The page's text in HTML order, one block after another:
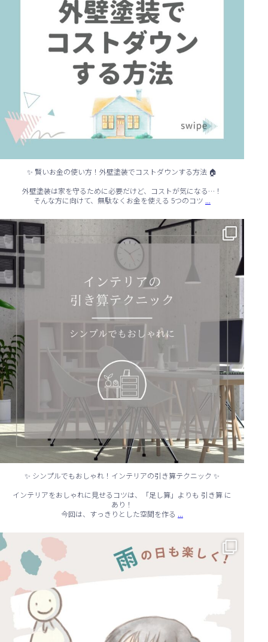
✨ 賢いお金の使い方！外壁塗装でコストダウンする方法 🏠
外壁塗装は家を守るために必要だけど、コストが気になる…！
そんな方に向けて、無駄なくお金を使える 5つのコツ ...
✨ シンプルでもおしゃれ！インテリアの引き算テクニック ✨
...
✨ シンプルでもおしゃれ！インテリアの引き算テクニック ✨
インテリアをおしゃれに見せるコツは、「足し算」よりも 引き算 に
あり！
今回は、すっきりとした空間を作る ...
☔ 雨の日でも快適に！室内でできる遊びアイデア 🌈
...